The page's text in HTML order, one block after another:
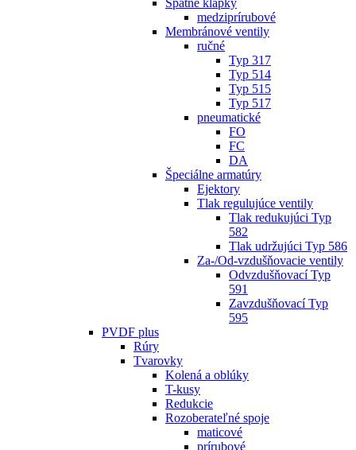
Spätné klapky
medziprírubové
Membránové ventily
ručné
Typ 317
Typ 514
Typ 515
Typ 517
pneumatické
FO
FC
DA
Špeciálne armatúry
Ejektory
Tlak regulujúce ventily
Tlak redukujúci Typ
582
Tlak udržujúci Typ 586
Za-/Od-vzdušňovacie ventily
Odvzdušňovací Typ
591
Zavzdušňovací Typ
595
PVDF plus
Rúry
Tvarovky
Kolená a oblúky
T-kusy
Redukcie
Rozoberateľné spoje
maticové
prírubové